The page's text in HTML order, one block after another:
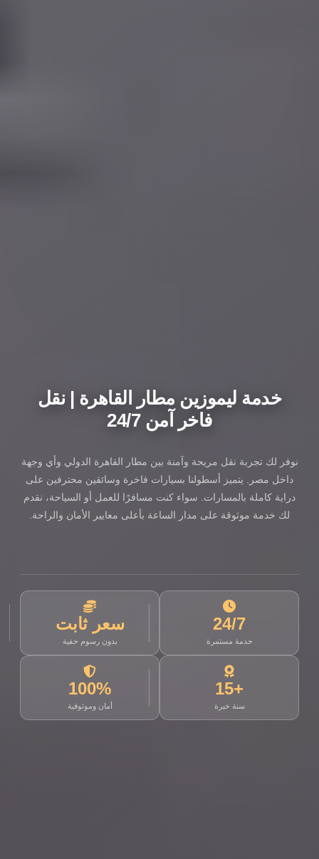
خدمة ليموزين مطار القاهرة | نقل
فاخر آمن 24/7
نوفر لك تجربة نقل مريحة وآمنة بين مطار القاهرة الدولي وأي وجهة
داخل مصر. يتميز أسطولنا بسيارات فاخرة وسائقين محترفين على
دراية كاملة بالمسارات. سواء كنت مسافرًا للعمل أو السياحة، نقدم
لك خدمة موثوقة على مدار الساعة بأعلى معايير الأمان والراحة.
24/7
خدمة مستمرة
سعر ثابت
بدون رسوم خفية
+15
سنة خبرة
100%
أمان وموثوقية